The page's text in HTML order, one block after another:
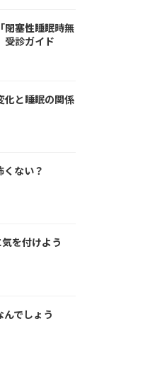
閉塞性睡眠時無
受診ガイド
化と睡眠の関係
くない？
を付けよう
んでしょう